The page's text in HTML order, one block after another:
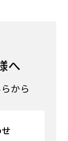
へ
から